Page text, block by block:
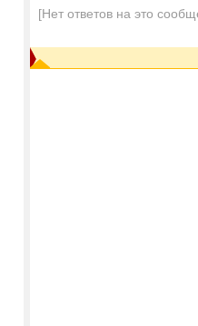
[Нет ответов на это